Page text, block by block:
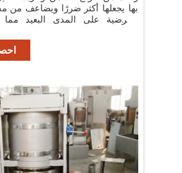
بها يجعلها أكثر ضررًا ويضاعف من
المرضية على المدى البعيد